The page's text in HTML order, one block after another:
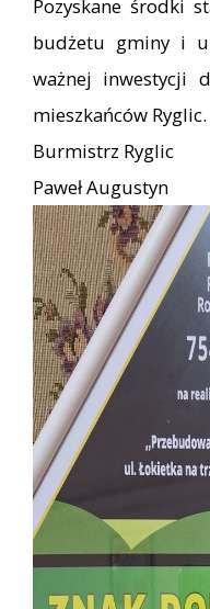
Pozyskane środki
budżetu gminy i
ważnej inwestycji
mieszkańców Ryglic.
Burmistrz Ryglic
Paweł Augustyn